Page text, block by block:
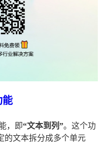
能
，即“文本到列”。这个功
的文本拆分成多个单元